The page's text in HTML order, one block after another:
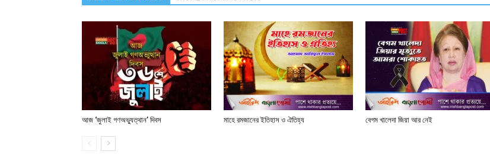
আজ ‘জুলাই গণঅভ্যুত্থান’ দিবস মাহে রমজানের ইতিহাস ও ঐতিহ্য বেগম খালেদা জিয়া আর নেই